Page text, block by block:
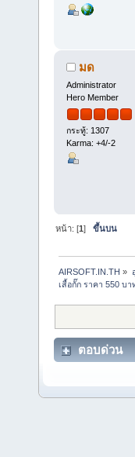
มด
Administrator
Hero Member
กระทู้: 1307
Karma: +4/-2
หน้า: [1]ขึ้นบน
AIRSOFT.IN.TH »
เสื้อกั๊ก ราคา 550 บ
ตอบด่วน